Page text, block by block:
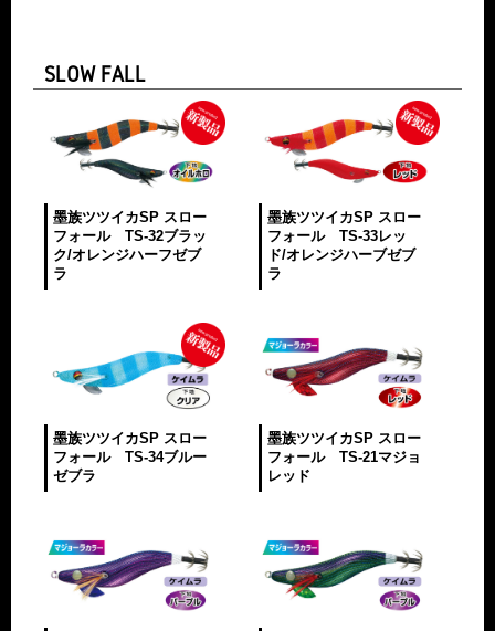
SLOW FALL
墨族ツツイカSP スロー
フォール TS-32ブラッ
ク/オレンジハーフゼブ
ラ
墨族ツツイカSP スロー
フォール TS-33レッ
ド/オレンジハーブゼブ
ラ
墨族ツツイカSP スロー
フォール TS-34ブルー
ゼブラ
墨族ツツイカSP スロー
フォール TS-21マジョ
レッド